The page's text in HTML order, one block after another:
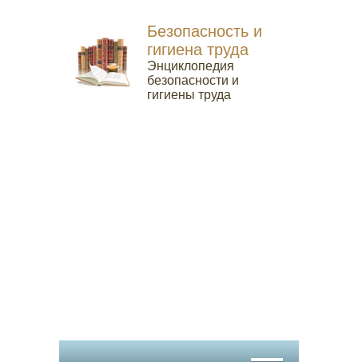
Безопасность и
гигиена труда
Энциклопедия
безопасности и
гигиены труда